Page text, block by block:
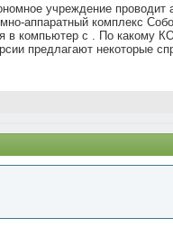
учреждение
аппаратный комплекс
в компьютер с . По какому
предлагают некоторые